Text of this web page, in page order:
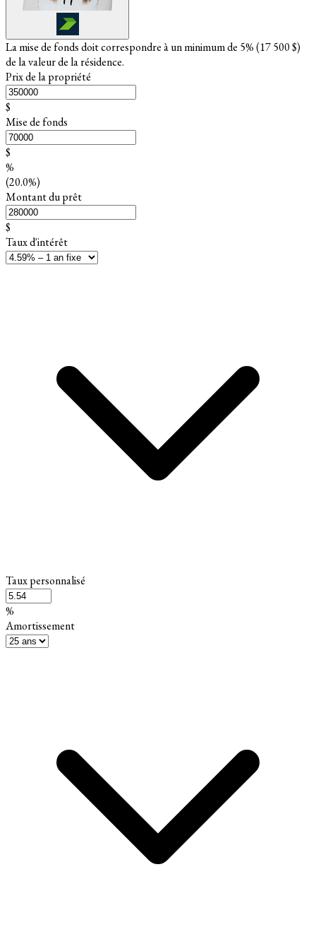
La mise de fonds doit correspondre à un minimum de 5% (17 500 $)
de la valeur de la résidence.
Prix de la propriété
$
Mise de fonds
$
%
(20.0%)
Montant du prêt
$
Taux d'intérêt
Taux personnalisé
%
Amortissement